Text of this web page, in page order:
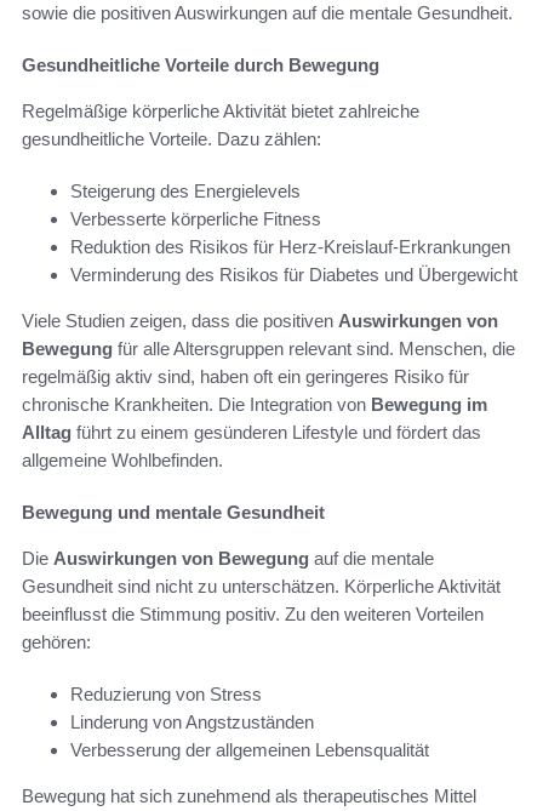
sowie die positiven Auswirkungen auf die mentale Gesundheit.
Gesundheitliche Vorteile durch Bewegung
Regelmäßige körperliche Aktivität bietet zahlreiche
gesundheitliche Vorteile. Dazu zählen:
Steigerung des Energielevels
Verbesserte körperliche Fitness
Reduktion des Risikos für Herz-Kreislauf-Erkrankungen
Verminderung des Risikos für Diabetes und Übergewicht
Viele Studien zeigen, dass die positiven Auswirkungen von
Bewegung für alle Altersgruppen relevant sind. Menschen, die
regelmäßig aktiv sind, haben oft ein geringeres Risiko für
chronische Krankheiten. Die Integration von Bewegung im
Alltag führt zu einem gesünderen Lifestyle und fördert das
allgemeine Wohlbefinden.
Bewegung und mentale Gesundheit
Die Auswirkungen von Bewegung auf die mentale
Gesundheit sind nicht zu unterschätzen. Körperliche Aktivität
beeinflusst die Stimmung positiv. Zu den weiteren Vorteilen
gehören:
Reduzierung von Stress
Linderung von Angstzuständen
Verbesserung der allgemeinen Lebensqualität
Bewegung hat sich zunehmend als therapeutisches Mittel